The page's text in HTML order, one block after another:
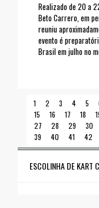
Realizado de 20 a
Beto Carrero, em
reuniu
evento é
Brasil em julho no
1 2 3 4 5
15
16 17 18
27
28 29 30
39
40 41 42
ESCOLINHA DE KART